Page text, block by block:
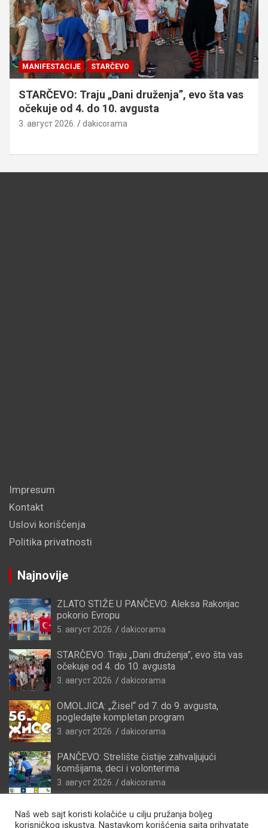
MANIFESTACIJE STARČEVO
STARČEVO: Traju „Dani druženja”, evo šta vas
očekuje od 4. do 10. avgusta
3. август 2026. dakicorama
Impresum
Kontakt
Uslovi korišćenja
Politika privatnosti
Najnovije
ZLATO STIŽE U PANČEVO: Aleksa Rakonjac
pokorio Evropu
5. август 2026. dakicorama
STARČEVO: Traju „Dani druženja”, evo šta vas
očekuje od 4. do 10. avgusta
3. август 2026. dakicorama
OMOLJICA: „Žisel“ od 7. do 9. avgusta,
pogledajte kompletan program
3. август 2026. dakicorama
PANČEVO: Strelište čistije zahvaljujući
komšijama, deci i volonterima
3. август 2026. dakicorama
Naš web sajt koristi kolačiće u cilju pružanja boljeg
korisničkog iskustva. Nastavkom korišćenja sajta prihvatate